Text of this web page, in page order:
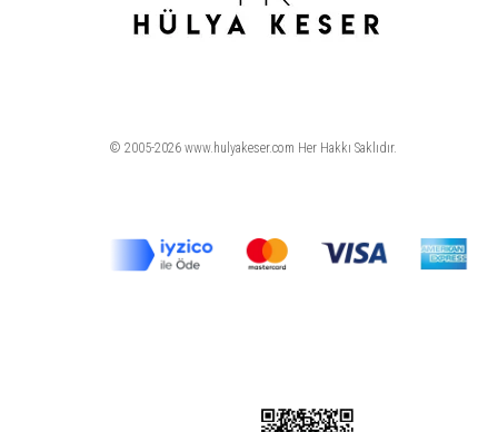
© 2005-2026 www.hulyakeser.com Her Hakkı Saklıdır.